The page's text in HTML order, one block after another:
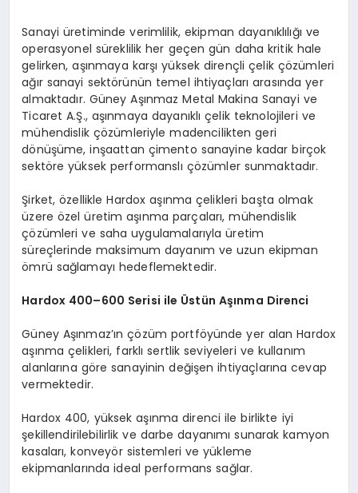
Sanayi üretiminde verimlilik, ekipman dayanıklılığı ve
operasyonel süreklilik her geçen gün daha kritik hale
gelirken, aşınmaya karşı yüksek dirençli çelik çözümleri
ağır sanayi sektörünün temel ihtiyaçları arasında yer
almaktadır. Güney Aşınmaz Metal Makina Sanayi ve
Ticaret A.Ş., aşınmaya dayanıklı çelik teknolojileri ve
mühendislik çözümleriyle madencilikten geri
dönüşüme, inşaattan çimento sanayine kadar birçok
sektöre yüksek performanslı çözümler sunmaktadır.
Şirket, özellikle Hardox aşınma çelikleri başta olmak
üzere özel üretim aşınma parçaları, mühendislik
çözümleri ve saha uygulamalarıyla üretim
süreçlerinde maksimum dayanım ve uzun ekipman
ömrü sağlamayı hedeflemektedir.
Hardox 400–600 Serisi ile Üstün Aşınma Direnci
Güney Aşınmaz’ın çözüm portföyünde yer alan Hardox
aşınma çelikleri, farklı sertlik seviyeleri ve kullanım
alanlarına göre sanayinin değişen ihtiyaçlarına cevap
vermektedir.
Hardox 400, yüksek aşınma direnci ile birlikte iyi
şekillendirilebilirlik ve darbe dayanımı sunarak kamyon
kasaları, konveyör sistemleri ve yükleme
ekipmanlarında ideal performans sağlar.